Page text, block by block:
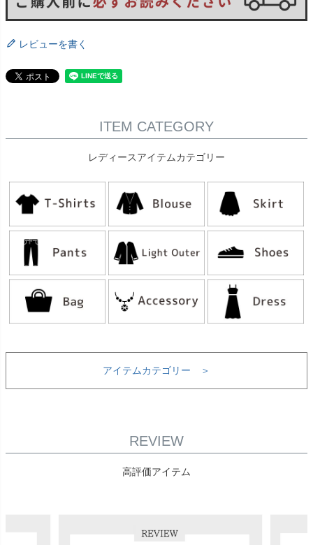
レビューを書く
ITEM CATEGORY
レディースアイテムカテゴリー
アイテムカテゴリー ＞
REVIEW
高評価アイテム